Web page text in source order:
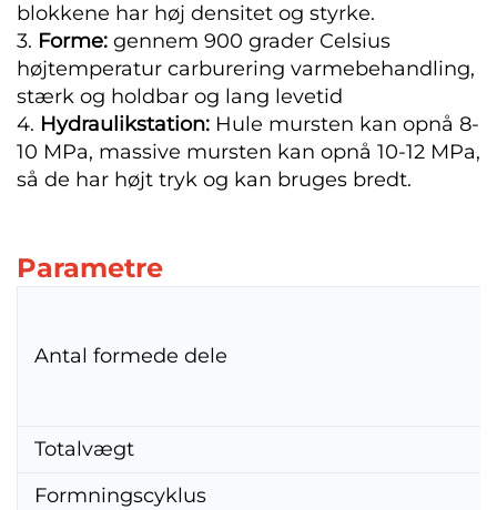
blokkene har høj densitet og styrke.
3. Forme: gennem 900 grader Celsius
højtemperatur carburering varmebehandling,
stærk og holdbar og lang levetid
4. Hydraulikstation: Hule mursten kan opnå 8-
10 MPa, massive mursten kan opnå 10-12 MPa,
så de har højt tryk og kan bruges bredt.
Parametre
Antal formede dele
Totalvægt
Formningscyklus